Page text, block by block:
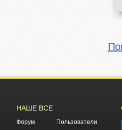
НАШЕ ВСЕ
Форум
Пользователи